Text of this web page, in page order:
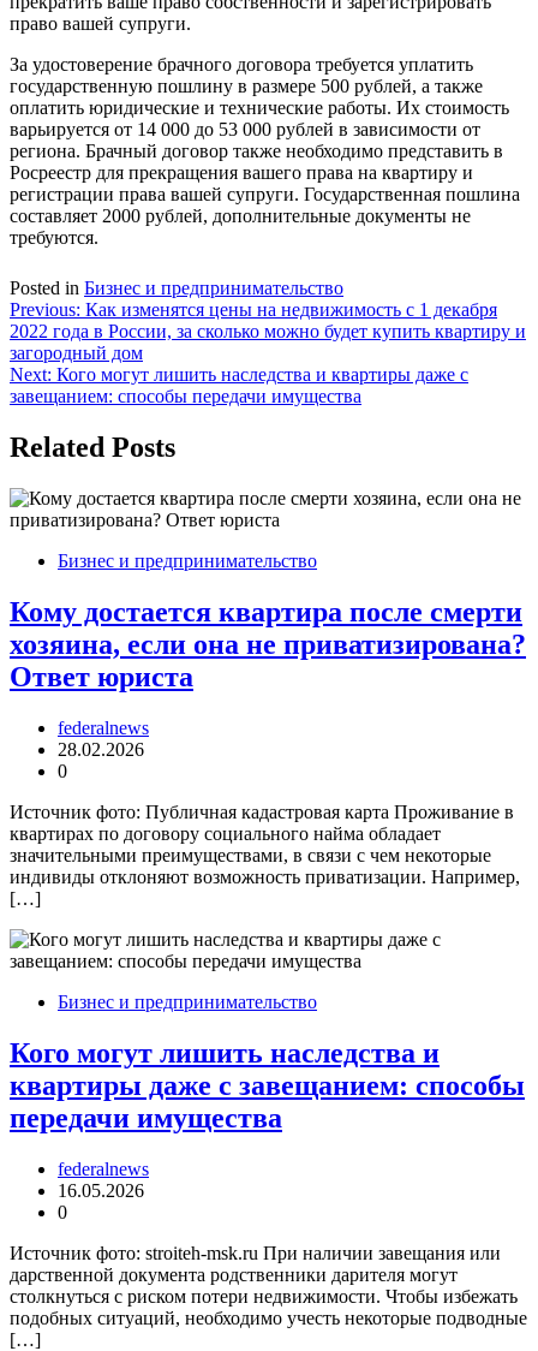
право вашей супруги.
За удостоверение брачного договора требуется уплатить
государственную пошлину в размере 500 рублей, а также
оплатить юридические и технические работы. Их стоимость
варьируется от 14 000 до 53 000 рублей в зависимости от
региона. Брачный договор также необходимо представить в
Росреестр для прекращения вашего права на квартиру и
регистрации права вашей супруги. Государственная пошлина
составляет 2000 рублей, дополнительные документы не
требуются.
Posted in Бизнес и предпринимательство
Навигация
по
записям
Previous: Как изменятся цены на недвижимость с 1 декабря
2022 года в России, за сколько можно будет купить квартиру и
загородный дом
Next: Кого могут лишить наследства и квартиры даже с
завещанием: способы передачи имущества
Related Posts
Бизнес и предпринимательство
Кому достается квартира после смерти
хозяина, если она не приватизирована?
Ответ юриста
federalnews
28.02.2026
0
Источник фото: Публичная кадастровая карта Проживание в
квартирах по договору социального найма обладает
значительными преимуществами, в связи с чем некоторые
индивиды отклоняют возможность приватизации. Например,
[…]
Бизнес и предпринимательство
Кого могут лишить наследства и
квартиры даже с завещанием: способы
передачи имущества
federalnews
16.05.2026
0
Источник фото: stroiteh-msk.ru При наличии завещания или
дарственной документа родственники дарителя могут
столкнуться с риском потери недвижимости. Чтобы избежать
подобных ситуаций, необходимо учесть некоторые подводные
[…]